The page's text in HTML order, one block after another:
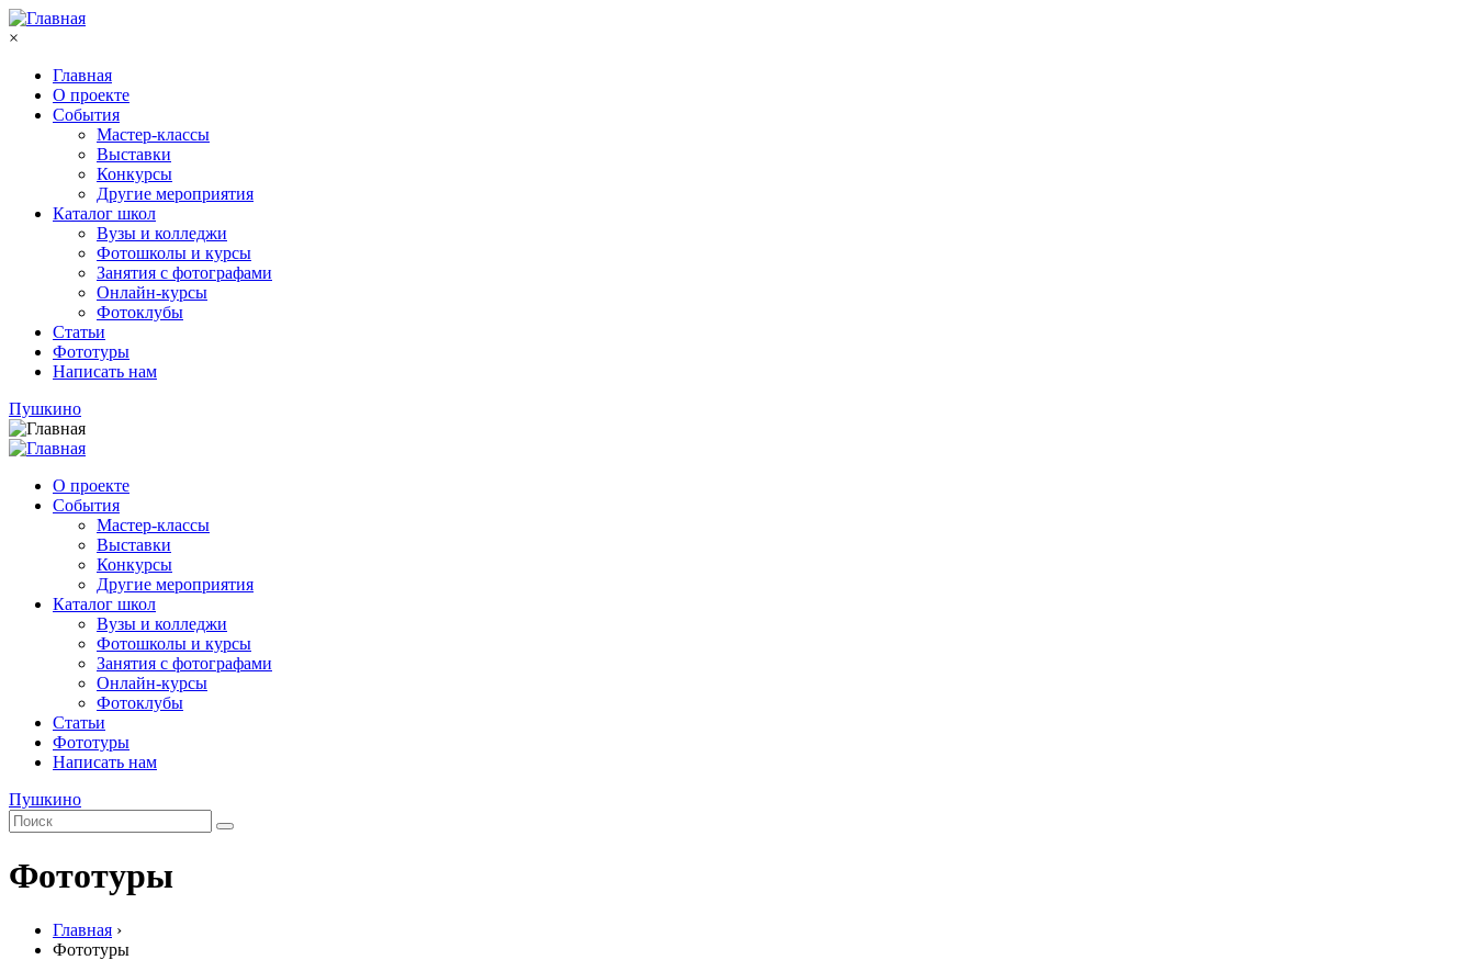
Перейти к основному содержанию
×
Главная
О проекте
События
Мастер-классы
Выставки
Конкурсы
Другие мероприятия
Каталог школ
Вузы и колледжи
Фотошколы и курсы
Занятия с фотографами
Онлайн-курсы
Фотоклубы
Статьи
Фототуры
Написать нам
Пушкино
О проекте
События
Мастер-классы
Выставки
Конкурсы
Другие мероприятия
Каталог школ
Вузы и колледжи
Фотошколы и курсы
Занятия с фотографами
Онлайн-курсы
Фотоклубы
Статьи
Фототуры
Написать нам
Пушкино
Фототуры
Главная ›
Фототуры